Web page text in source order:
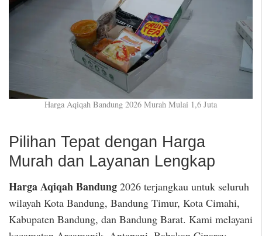
Harga Aqiqah Bandung 2026 Murah Mulai 1,6 Juta
Pilihan Tepat dengan Harga
Murah dan Layanan Lengkap
Harga Aqiqah Bandung 2026 terjangkau untuk seluruh
wilayah Kota Bandung, Bandung Timur, Kota Cimahi,
Kabupaten Bandung, dan Bandung Barat. Kami melayani